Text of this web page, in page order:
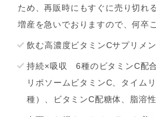
ため、再販時にもすぐに売り切れ
増産を急いでおりますので、何卒
飲む高濃度ビタミンCサプリメン
持続×吸収 6種のビタミンC配合
リポソームビタミンC、タイム
種）、ビタミンC配糖体、脂溶